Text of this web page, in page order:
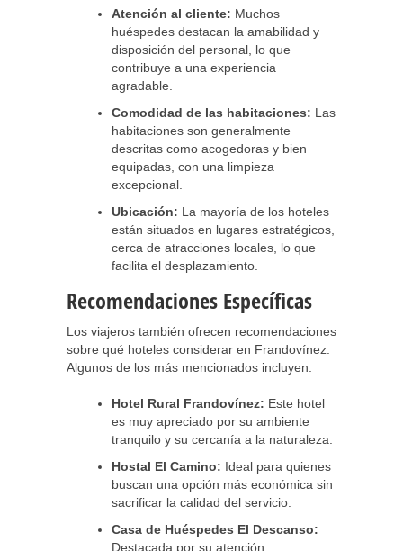
Atención al cliente: Muchos
huéspedes destacan la amabilidad y
disposición del personal, lo que
contribuye a una experiencia
agradable.
Comodidad de las habitaciones: Las
habitaciones son generalmente
descritas como acogedoras y bien
equipadas, con una limpieza
excepcional.
Ubicación: La mayoría de los hoteles
están situados en lugares estratégicos,
cerca de atracciones locales, lo que
facilita el desplazamiento.
Recomendaciones Específicas
Los viajeros también ofrecen recomendaciones
sobre qué hoteles considerar en Frandovínez.
Algunos de los más mencionados incluyen:
Hotel Rural Frandovínez: Este hotel
es muy apreciado por su ambiente
tranquilo y su cercanía a la naturaleza.
Hostal El Camino: Ideal para quienes
buscan una opción más económica sin
sacrificar la calidad del servicio.
Casa de Huéspedes El Descanso:
Destacada por su atención